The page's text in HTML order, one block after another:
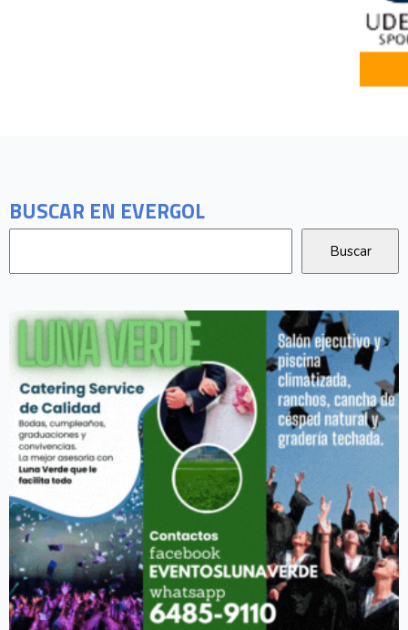
BUSCAR EN EVERGOL